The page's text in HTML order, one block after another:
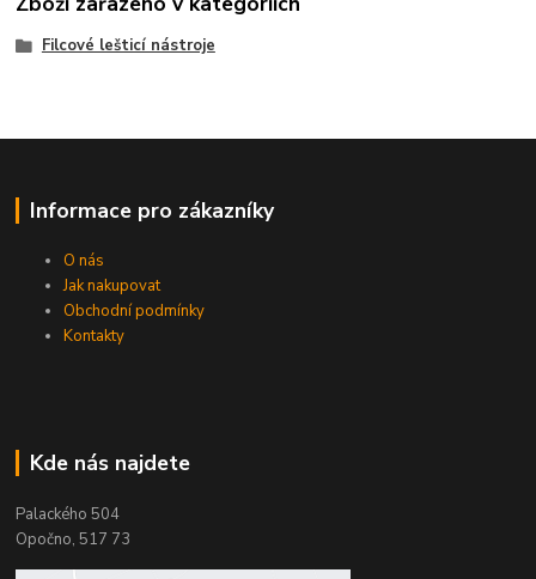
Filcové lešticí nástroje
Informace pro zákazníky
O nás
Jak nakupovat
Obchodní podmínky
Kontakty
Kde nás najdete
Palackého 504
Opočno, 517 73